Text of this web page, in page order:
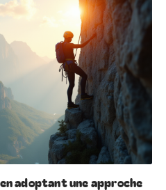
adoptant une approche